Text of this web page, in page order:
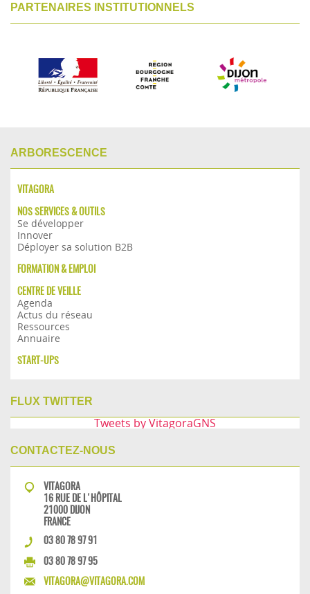
PARTENAIRES INSTITUTIONNELS
ARBORESCENCE
VITAGORA
NOS SERVICES & OUTILS
Se développer
Innover
Déployer sa solution B2B
FORMATION & EMPLOI
CENTRE DE VEILLE
Agenda
Actus du réseau
Ressources
Annuaire
START-UPS
FLUX TWITTER
Tweets by VitagoraGNS
CONTACTEZ-NOUS
VITAGORA
16 RUE DE L'HÔPITAL
21000 DIJON
FRANCE
03 80 78 97 91
03 80 78 97 95
VITAGORA@VITAGORA.COM